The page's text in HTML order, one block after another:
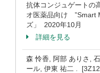
抗体コンジュゲートの
オ医薬品向け ”Smart
ズ」 2020年10月
詳細を見る
森 怜香, 阿部 ありさ,
ール, 伊東 祐二 .